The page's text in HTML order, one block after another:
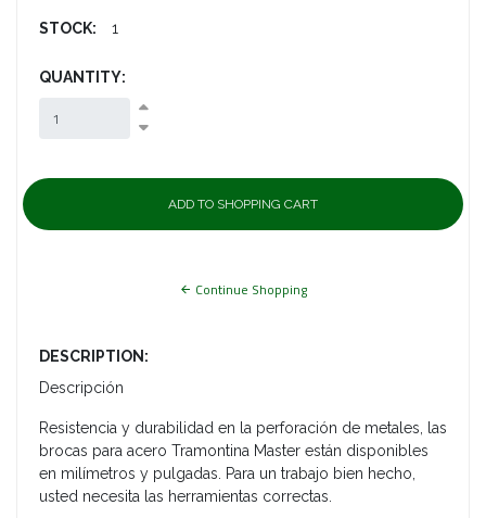
STOCK: 1
QUANTITY:
Continue Shopping
DESCRIPTION:
Descripción
Resistencia y durabilidad en la perforación de metales, las
brocas para acero Tramontina Master están disponibles
en milímetros y pulgadas. Para un trabajo bien hecho,
usted necesita las herramientas correctas.